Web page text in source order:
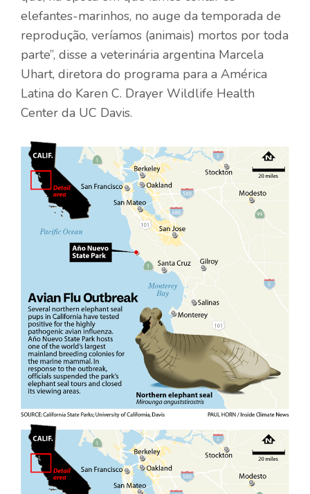
elefantes-marinhos, no auge da temporada de
reprodução, veríamos (animais) mortos por toda
parte”, disse a veterinária argentina Marcela
Uhart, diretora do programa para a América
Latina do Karen C. Drayer Wildlife Health
Center da UC Davis.